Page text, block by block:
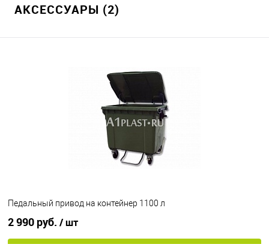
АКСЕССУАРЫ (2)
Педальный привод на контейнер 1100 л
2 990 руб. / шт